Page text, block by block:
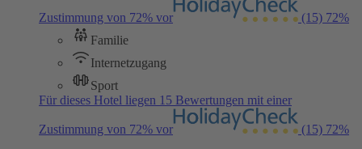
Zustimmung von 72% vor (15) 72%
Familie
Internetzugang
Sport
Für dieses Hotel liegen 15 Bewertungen mit einer
Zustimmung von 72% vor (15) 72%